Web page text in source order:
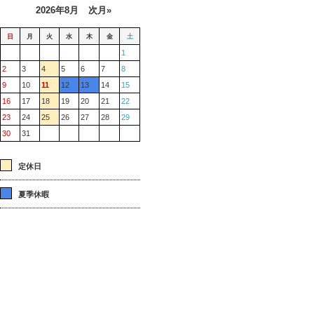
2026年8月 次月»
日 月 火 水 木 金 土
1
2
3 4 5 6 7
8
9
10 11 12 13 14
15
16
17 18 19 20 21
22
23
24 25 26 27 28
29
30
31
定休日
夏季休暇